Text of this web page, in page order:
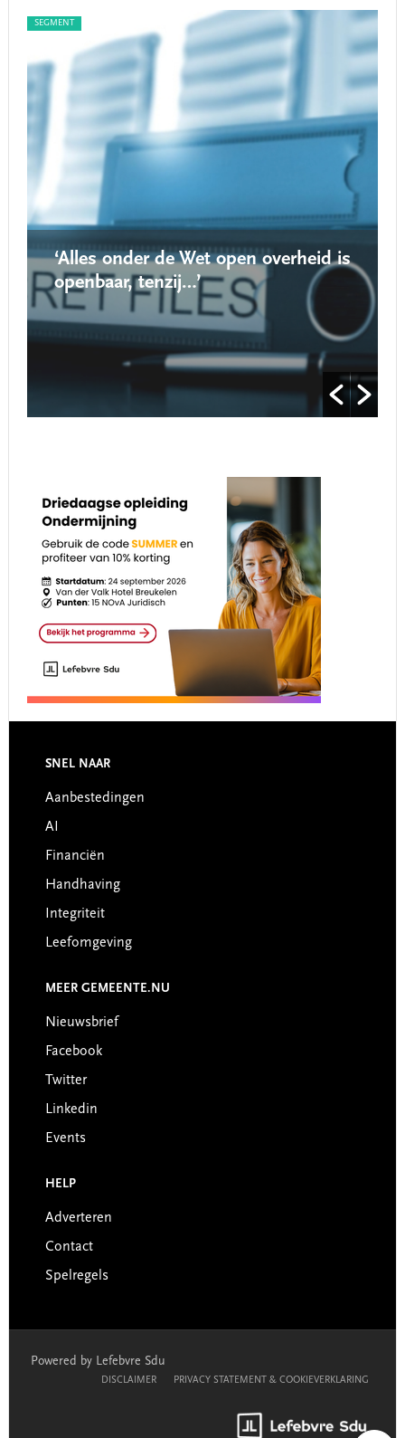
SEGMENT
‘Alles onder de Wet open overheid is
openbaar, tenzij…’
Footer
SNEL NAAR
Aanbestedingen
AI
Financiën
Handhaving
Integriteit
Leefomgeving
MEER GEMEENTE.NU
Nieuwsbrief
Facebook
Twitter
Linkedin
Events
HELP
Adverteren
Contact
Spelregels
Powered by Lefebvre Sdu
DISCLAIMER PRIVACY STATEMENT & COOKIEVERKLARING